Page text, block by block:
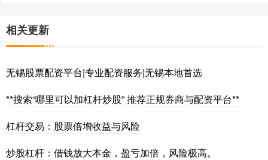
相关更新
无锡股票配资平台|专业配资服务|无锡本地首选
**搜索“哪里可以加杠杆炒股” 推荐正规券商与配资平台**
杠杆交易：股票倍增收益与风险
炒股杠杆：借钱放大本金，盈亏加倍，风险极高。